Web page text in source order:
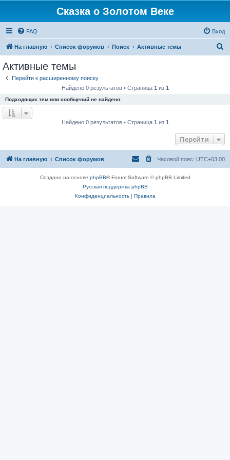
Сказка о Золотом Веке
FAQ Вход
На главную Список форумов Поиск Активные темы
Активные темы
Перейти к расширенному поиску
Найдено 0 результатов • Страница 1 из 1
Подходящих тем или сообщений не найдено.
Найдено 0 результатов • Страница 1 из 1
Перейти
На главную Список форумов Часовой пояс: UTC+03:00
Создано на основе phpBB® Forum Software © phpBB Limited
Русская поддержка phpBB
Конфиденциальность| Правила